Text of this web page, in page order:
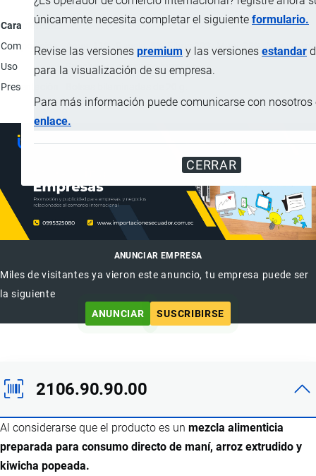
únicamente necesita completar el siguiente formulario.
Revise las versiones premium y las versiones estandar
para la visualización de su empresa.
Para más información puede comunicarse con nosotros
enlace.
CERRAR
Característica
Composición
Agua: 11%; Panela: 5%; Fibra: 30%; Maní: 25%; Arroz
Uso
Snack para consumo humano.
Presentación
ANUNCIAR EMPRESA
Miles de visitantes ya vieron este anuncio, tu empresa puede ser
la siguiente
ANUNCIAR
SUSCRIBIRSE
2106.90.90.00
Al considerarse que el producto es un mezcla alimenticia
preparada para consumo directo de maní, arroz extrudido y
kiwicha popeada.